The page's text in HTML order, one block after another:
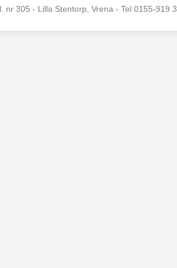
nr 305 - Lilla Stentorp, Vrena - Tel 0155-919